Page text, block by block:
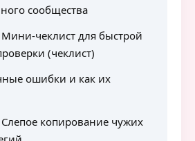
сообщества
Мини-чеклист для быстрой
(чеклист)
ошибки и как их
Слепое копирование чужих